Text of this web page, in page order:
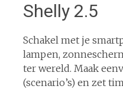
Shelly 2.5
Schakel met je
lampen,
ter wereld. Maak
(scenario’s) en zet